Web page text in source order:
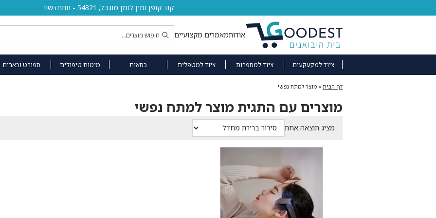
קוד קופן זמין לזמן מוגבל, 54321 - תתחדשו!
אודותמאמרים מקצועיים
ציוד למקעקעים ציוד למספרות ציוד למטפלים כסאות מיטות טיפולים ספורט וכאבים
דף הבית » מוצר למתח נפשי
מוצרים עם התגית מוצר למתח נפשי
מציג תוצאה אחת